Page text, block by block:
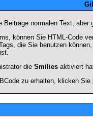
Beiträge normalen Text,
können Sie HTML-Code
die Sie benutzen
die Smiliesaktiviert
zu erhalten, klicken Sie